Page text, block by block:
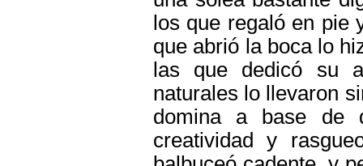
los que regaló en pie
que abrió la boca lo
las que dedicó su
naturales lo llevaron
domina a base de
creatividad y